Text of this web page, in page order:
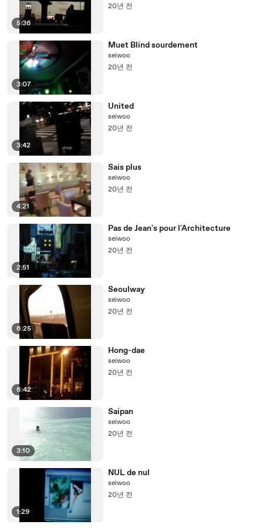
5:36
20년 전
3:07
Muet Blind sourdement
seiwoo
20년 전
3:42
United
seiwoo
20년 전
4:21
Sais plus
seiwoo
20년 전
2:51
Pas de Jean's pour l'Architecture
seiwoo
20년 전
6:25
Seoulway
seiwoo
20년 전
6:42
Hong-dae
seiwoo
20년 전
3:10
Saipan
seiwoo
20년 전
1:29
NUL de nul
seiwoo
20년 전